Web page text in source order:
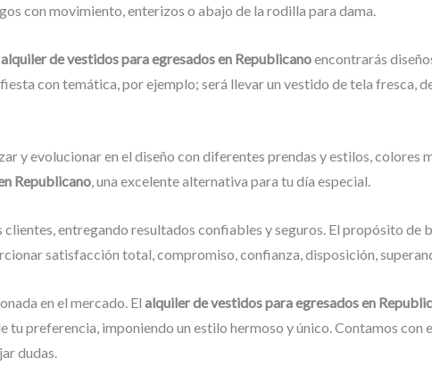
con movimiento, enterizos o abajo de la rodilla para dama.
alquiler de vestidos para egresadosen Republicanoencontrarás
con temática, por ejemplo; será llevar un vestido de tela fresca,
y evolucionar en el diseño con diferentes prendas y estilos, colores
Republicano, una excelente alternativa para tu día especial.
clientes, entregando resultados confiables y seguros. El propósito de
satisfacción total, compromiso, confianza, disposición,
en el mercado. El alquiler de vestidos para egresados en
tu preferencia, imponiendo un estilo hermoso y único. Contamos con
dudas.